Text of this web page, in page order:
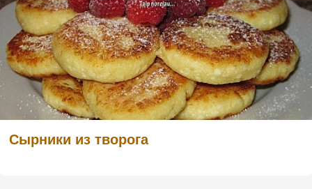
Сырники из творога